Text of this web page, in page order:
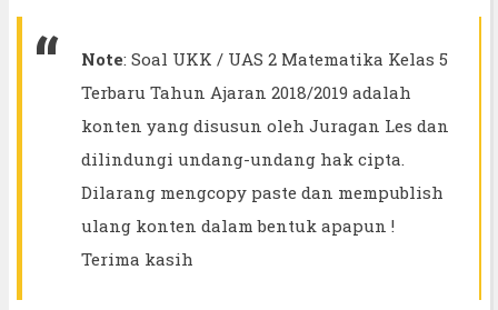
Note: Soal UKK / UAS 2 Matematika Kelas 5
Terbaru Tahun Ajaran 2018/2019 adalah
konten yang disusun oleh Juragan Les dan
dilindungi undang-undang hak cipta.
Dilarang mengcopy paste dan mempublish
ulang konten dalam bentuk apapun !
Terima kasih